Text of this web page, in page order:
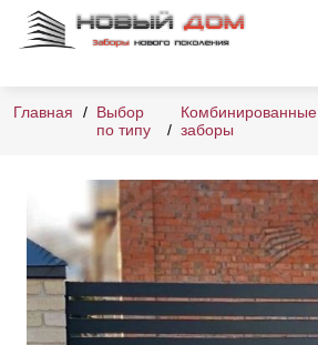
Главная
Выбор
по типу
Комбинированные
заборы